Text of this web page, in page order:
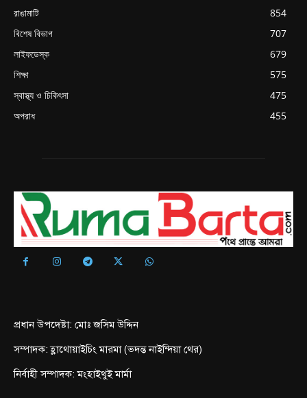
রাঙামাটি
854
বিশেষ বিভাগ
707
লাইফডেস্ক
679
শিক্ষা
575
স্বাস্থ্য ও চিকিৎসা
475
অপরাধ
455
প্রধান উপদেষ্টা: মোঃ জসিম উদ্দিন
সম্পাদক: হ্লাথোয়াইচিং মারমা (ভদন্ত নাইন্দিয়া থের)
নির্বাহী সম্পাদক: মংহাইথুই মার্মা